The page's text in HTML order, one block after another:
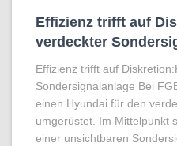
Effizienz trifft auf
verdeckter
Effizienz trifft auf
Sondersignalanlage Bei
einen Hyundai für den
umgerüstet. Im Mittelpunkt
einer unsichtbaren